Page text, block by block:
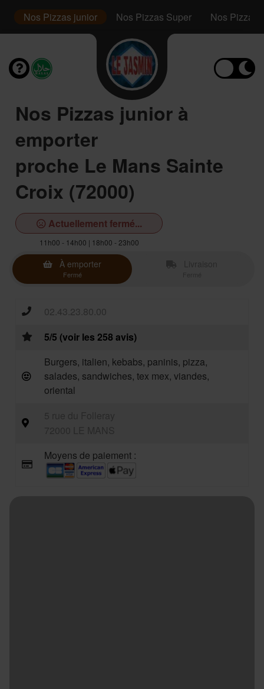
Nos Pizzas junior Nos Pizzas Super Nos Pizzas
Nos Pizzas junior à
emporter
proche Le Mans Sainte
Croix (72000)
Actuellement fermé...
11h00 - 14h00 | 18h00 - 23h00
À emporter
Fermé
02.43.23.80.00
5/5 (voir les 258 avis)
Burgers, italien, kebabs, paninis, pizza,
salades, sandwiches, tex mex, viandes,
oriental
Moyens de paiement :